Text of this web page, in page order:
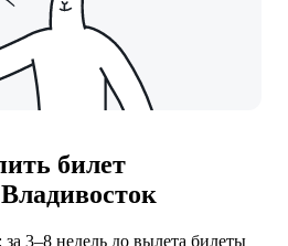
билет
за 3–8 недель до вылета билеты